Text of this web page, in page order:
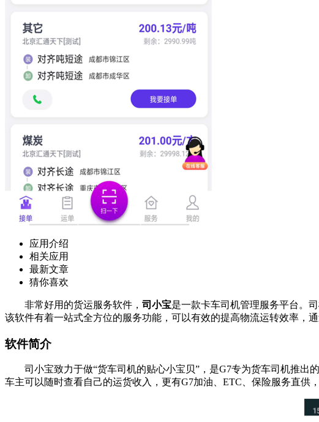
应用介绍
相关应用
最新文章
猜你喜欢
非常好用的货运服务软件， 司小宝是一款卡车司机管理服务平台。
该软件有着一站式全方位的服务功能，可以有效的提高物流运转效率，通
软件简介
司小宝致力于做“货车司机的贴心小宝贝”，是G7专为货车司机推出
车主可以随时查看自己的运货收入，更有G7加油、ETC、保险服务直供